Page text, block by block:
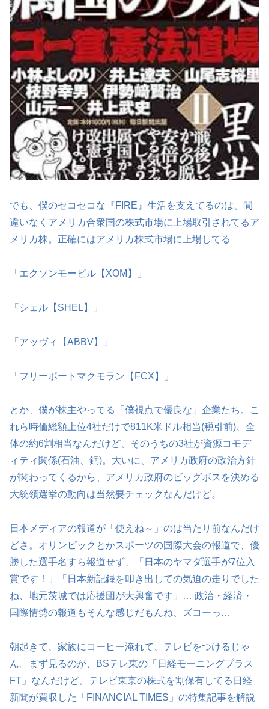
でも、僕のセコセコな『FIRE』生活を支えてるのは、間
違いなくアメリカ合衆国の株式市場に上場取引されてるア
メリカ株。正確にはアメリカ株式市場に上場してる
「エクソンモービル【XOM】」
「シェル【SHEL】」
「アッヴィ【ABBV】」
「フリーポートマクモラン【FCX】」
とか、僕が株主やってる「僕視点で優良な」企業たち。こ
れら時価総額上位4社だけで811K米ドル相当(税引前)、全
体の約6割相当なんだけど、そのうちの3社が資源コモデ
ィティ関係(石油、銅)。大いに、アメリカ政府の政治方針
が関わってくるから、アメリカ政府のビッグボスを決める
大統領選挙の動向は当然要チェックなんだけど。
日本メディアの報道が「使えね～」のは当たり前なんだけ
どさ。オリンピックとかスポーツの国際大会の報道で、優
勝した選手名すら報道せず、「日本のヤマダ選手が7位入
賞です！」「日本新記録を叩き出しての気迫の走りでした
ね、地元茨城では応援団が大興奮です」… 政治・経済・
国際情勢の報道もそんな感じだもんね、ズコーっ…
朝起きて、家族にコーヒー淹れて、テレビをつけるじゃ
ん。まず見るのが、BSテレ東の「日経モーニングプラス
FT」なんだけど。テレビ東京の株式を割保有してる日経
新聞が買収した「FINANCIAL TIMES」の特集記事を解説